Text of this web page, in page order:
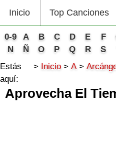
Inicio Top Canciones
0-9 A B C D E F
N
Ñ O P Q R S
Estás
aquí:
Inicio A
Aprovecha El